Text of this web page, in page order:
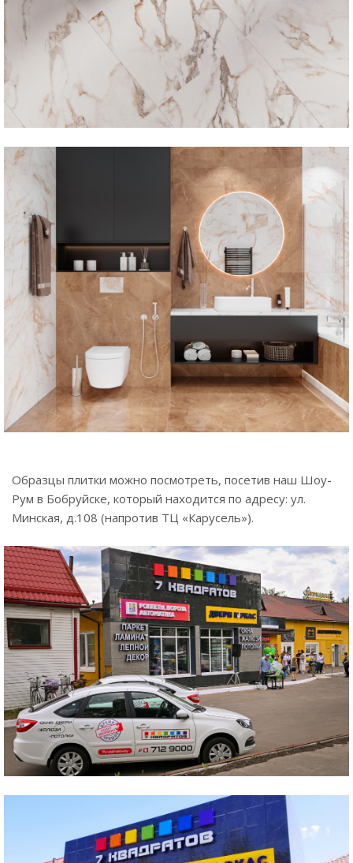
Образцы плитки можно посмотреть, посетив наш Шоу-
Рум в Бобруйске, который находится по адресу: ул.
Минская, д.108 (напротив ТЦ «Карусель»).